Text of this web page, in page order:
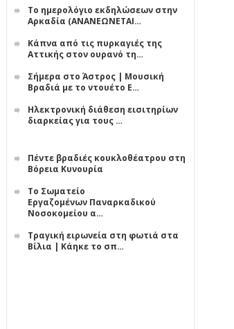
Το ημερολόγιο εκδηλώσεων στην
Αρκαδία (ΑΝΑΝΕΩΝΕΤΑΙ…
Κάπνα από τις πυρκαγιές της
Αττικής στον ουρανό τη…
Σήμερα στο Άστρος | Μουσική
Βραδιά με το ντουέτο Ε…
Ηλεκτρονική διάθεση εισιτηρίων
διαρκείας για τους …
Πέντε βραδιές κουκλοθέατρου στη
Βόρεια Κυνουρία
Το Σωματείο
Εργαζομένων Παναρκαδικού
Νοσοκομείου α…
Τραγική ειρωνεία στη φωτιά στα
Βίλια | Κάηκε το σπ…